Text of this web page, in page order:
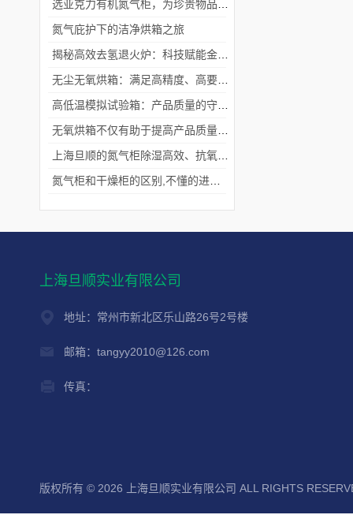
氮气庇护下的洁净烘箱之旅
上海旦顺实业有限公司
地址：常州市新北区乐山路26号2号楼
邮箱：tangyy2010@126.com
传真：
版权所有 © 2026 上海旦顺实业有限公司 ALL RIGHTS